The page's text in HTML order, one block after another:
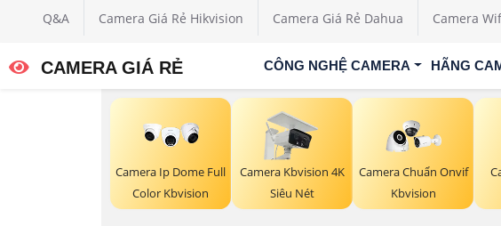
Q&A Camera Giá Rẻ Hikvision Camera Giá Rẻ Dahua Camera
CAMERA GIÁ RẺ CÔNG NGHỆ CAMERA HÃNG
Camera Ip Dome Full
Color Kbvision
Camera Kbvision 4K
Siêu Nét
Camera Chuẩn Onvif
Kbvision